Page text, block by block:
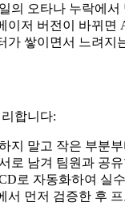
의 오타나 누락에
이저 버전이 바뀌면
가 쌓이면서 느려
합니다:
지 말고 작은 부분
로 남겨 팀원과 공
로 자동화하여 실
서 먼저 검증한 후